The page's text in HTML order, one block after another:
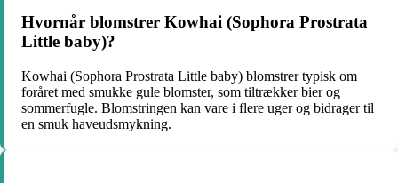
Hvornår blomstrer Kowhai (Sophora Prostrata
Little baby)?
Kowhai (Sophora Prostrata Little baby) blomstrer typisk om
foråret med smukke gule blomster, som tiltrækker bier og
sommerfugle. Blomstringen kan vare i flere uger og bidrager til
en smuk haveudsmykning.